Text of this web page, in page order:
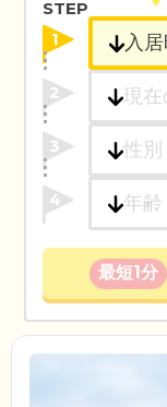
STEP
1
2
3
4
最短1分